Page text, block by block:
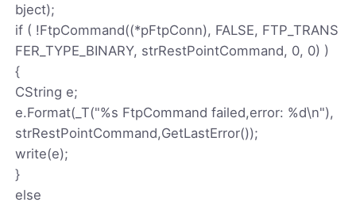
bject);
if ( !FtpCommand((*pFtpConn), FALSE, FTP_TRANS
FER_TYPE_BINARY, strRestPointCommand, 0, 0) )
{
CString e;
e.Format(_T("%s FtpCommand failed,error: %d\n"),
strRestPointCommand,GetLastError());
write(e);
}
else